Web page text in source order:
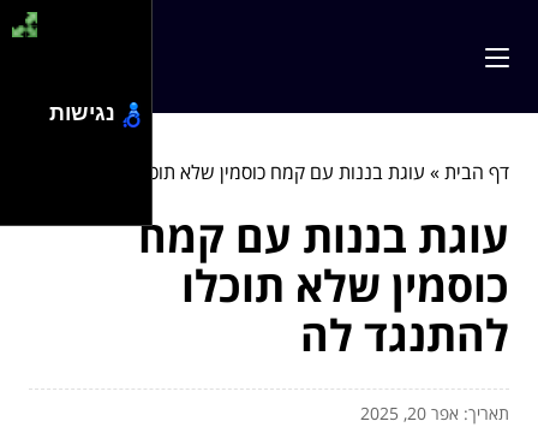
דף הבית» עוגת בננות עם קמח כוסמין שלא תוכלו להתנגד לה
עוגת בננות עם קמח
כוסמין שלא תוכלו
להתנגד לה
תאריך: אפר 20, 2025
נגישות